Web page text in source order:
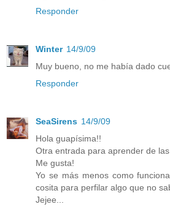
Responder
Winter 14/9/09
Muy bueno, no me había dado
Responder
SeaSirens 14/9/09
Hola guapísima!!
Otra entrada para aprender de
Me gusta!
Yo se más menos como
cosita para perfilar algo que no
Jejee...